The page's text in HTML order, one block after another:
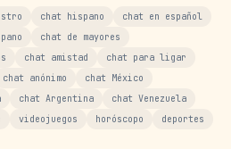
chat hispano
chat en español
chat de mayores
chat amistad
chat para ligar
chat anónimo
chat México
chat Argentina
chat Venezuela
videojuegos horóscopo
deportes